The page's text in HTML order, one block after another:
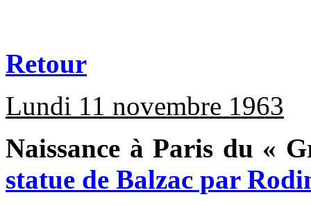
Retour
Lundi 11 novembre 1963
Naissance à Paris du «
statue de Balzac par